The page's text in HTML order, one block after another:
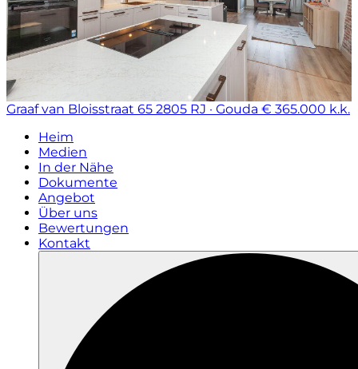
Graaf van Bloisstraat 65 2805 RJ · Gouda € 365.000 k.k.
Heim
Medien
In der Nähe
Dokumente
Angebot
Über uns
Bewertungen
Kontakt